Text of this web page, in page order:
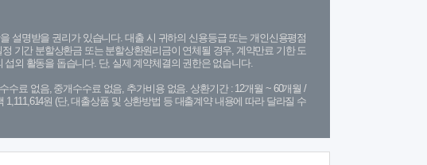
설명받을 권리가 있습니다. 대출 시 귀하의 신용등급 또는 개인신용평점
기간 분할상환금 또는 분할상환원리금이 연체될 경우, 계약만료 기한 도
외 활동을 돕습니다. 단, 실제 계약체결의 권한은 없습니다.
수료 없음, 중개수수료 없음, 추가비용 없음. 상환기간 : 12개월 ~ 60개월 /
원 (단, 대출상품 및 상환방법 등 대출계약 내용에 따라 달라질 수